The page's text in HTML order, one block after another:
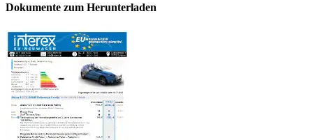
Dokumente zum Herunterladen